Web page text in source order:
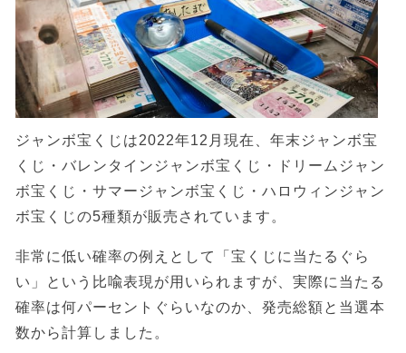
ジャンボ宝くじは2022年12月現在、年末ジャンボ宝
くじ・バレンタインジャンボ宝くじ・ドリームジャン
ボ宝くじ・サマージャンボ宝くじ・ハロウィンジャン
ボ宝くじの5種類が販売されています。
非常に低い確率の例えとして「宝くじに当たるぐら
い」という比喩表現が用いられますが、実際に当たる
確率は何パーセントぐらいなのか、発売総額と当選本
数から計算しました。